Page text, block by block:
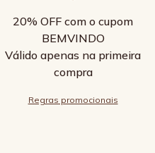
20% OFF com o cupom
BEMVINDO
Válido apenas na primeira
compra
Regras promocionais